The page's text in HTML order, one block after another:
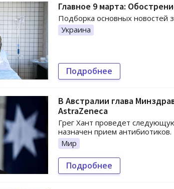
Главное 9 марта:
Подборка основных новостей
Украина
Подробнее
В Австралии глава
AstraZeneca
Грег Хант проведет
назначен прием антибиотиков.
Мир
Подробнее